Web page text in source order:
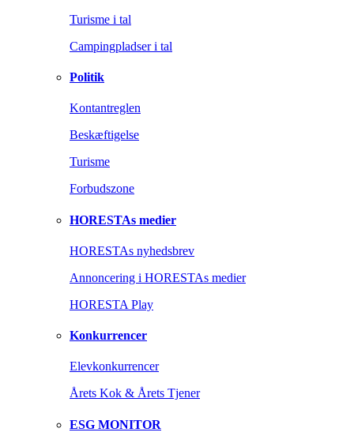
Turisme i tal
Campingpladser i tal
Politik
Kontantreglen
Beskæftigelse
Turisme
Forbudszone
HORESTAs medier
HORESTAs nyhedsbrev
Annoncering i HORESTAs medier
HORESTA Play
Konkurrencer
Elevkonkurrencer
Årets Kok & Årets Tjener
ESG MONITOR